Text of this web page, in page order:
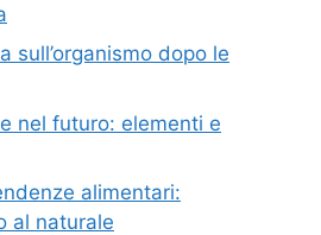
sull’organismo dopo le
nel futuro: elementi e
alimentari:
al naturale